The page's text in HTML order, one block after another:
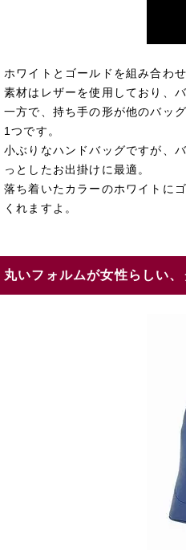
ホワイトとゴールドを組み合わ
素材はレザーを使用しており、
一方で、持ち手の形が他のバッ
1つです。
小ぶりなハンドバッグですが、
っとしたお出掛けに最適。
落ち着いたカラーのホワイトに
くれますよ。
丸いフォルムが女性らしい